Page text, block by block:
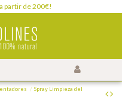
partir de 200€!
Spray Limpieza del